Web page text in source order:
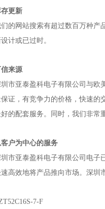
存更新
的网站搜索有超过数百万种产
计或已过时。
来源
市亚泰盈科电子有限公司与欧
证，有竞争力的价格，快速的
的配套服务。同时，我们非常
客户为中心的服务
市亚泰盈科电子有限公司 电子
高效地将产品推向市场。深圳
7-F